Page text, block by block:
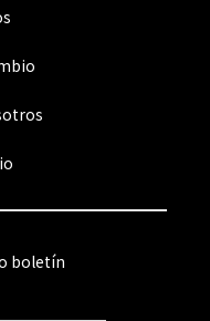
boletín